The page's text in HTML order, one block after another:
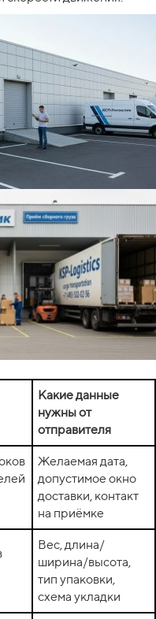
Какие данные
нужны от
отправителя
Желаемая дата,
допустимое окно
доставки, контакт
на приёмке
Вес, длина/
ширина/высота,
тип упаковки,
схема укладки